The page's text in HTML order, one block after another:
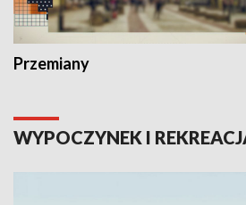
Przemiany
WYPOCZYNEK I